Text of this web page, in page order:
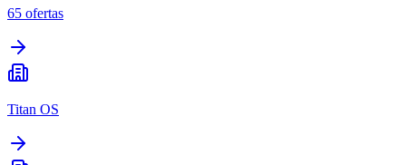
65 ofertas
Titan OS